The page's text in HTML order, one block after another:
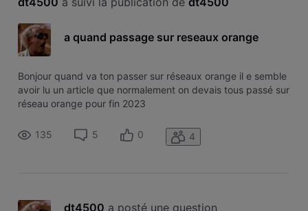
a quand passage sur reseaux orange
Bonjour quand va ton passer sur réseaux orange il e semble
avoir lu un article que normalement on devais tous passé sur
réseau orange pour fin 2023
135 5 0 4
dt4500 a posté une question